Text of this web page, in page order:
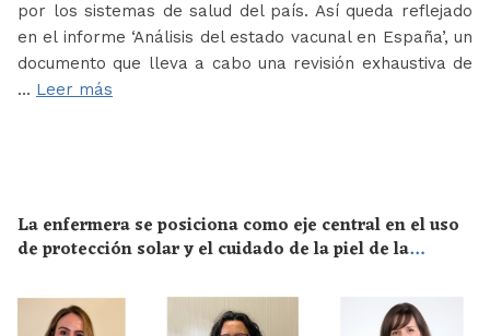
por los sistemas de salud del país. Así queda reflejado
en el informe ‘Análisis del estado vacunal en España’, un
documento que lleva a cabo una revisión exhaustiva de
… Leer más
La enfermera se posiciona como eje central en el uso
de protección solar y el cuidado de la piel de la